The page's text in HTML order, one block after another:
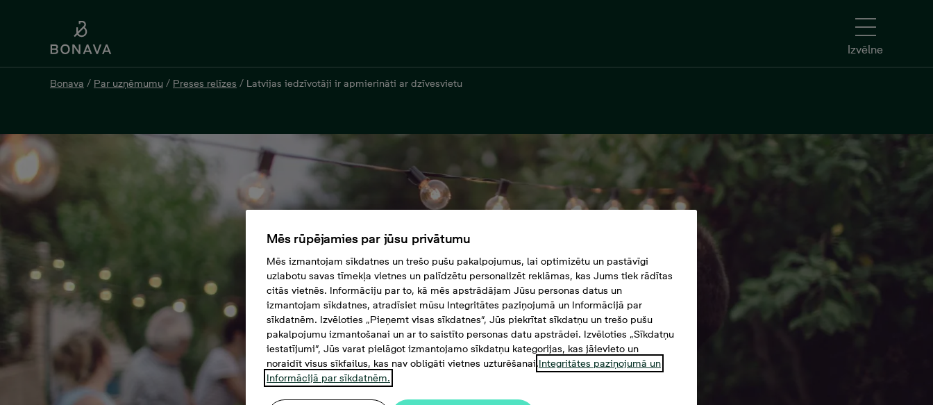
Izvēlne
Bonava / Par uzņēmumu / Preses relīzes / Latvijas iedzīvotāji ir apmierināti ar dzīvesvietu
Mēs rūpējamies par jūsu privātumu
Mēs izmantojam sīkdatnes un trešo pušu pakalpojumus, lai optimizētu un pastāvīgi
uzlabotu savas tīmekļa vietnes un palīdzētu personalizēt reklāmas, kas Jums tiek rādītas
citās vietnēs. Informāciju par to, kā mēs apstrādājam Jūsu personas datus un
izmantojam sīkdatnes, atradīsiet mūsu Integritātes paziņojumā un Informācijā par
sīkdatnēm. Izvēloties „Pieņemt visas sīkdatnes”, Jūs piekrītat sīkdatņu un trešo pušu
pakalpojumu izmantošanai un ar to saistīto personas datu apstrādei. Izvēloties „Sīkdatņu
iestatījumi”, Jūs varat pielāgot izmantojamo sīkdatņu kategorijas, kas jāievieto un
noraidīt visus sīkfailus, kas nav obligāti vietnes uzturēšanai.Integritātes paziņojumā un
Informācijā par sīkdatnēm.